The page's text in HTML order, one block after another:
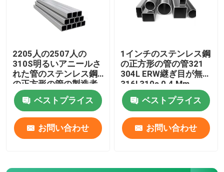
2205人の2507人の
310S明るいアニールさ
れた管のステンレス鋼
の正方形の管の製造者
201 304 304L 316
316L ベストプライス
お問い合わせ
1インチのステンレス鋼
の正方形の管の管321
304L ERW継ぎ目が無い
316l 310s 0.4 Mm
ベストプライス
お問い合わせ